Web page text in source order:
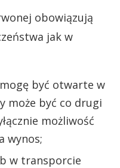
obowiązują
jak w
być otwarte w
może być co drugi
możliwość
wynos;
w transporcie